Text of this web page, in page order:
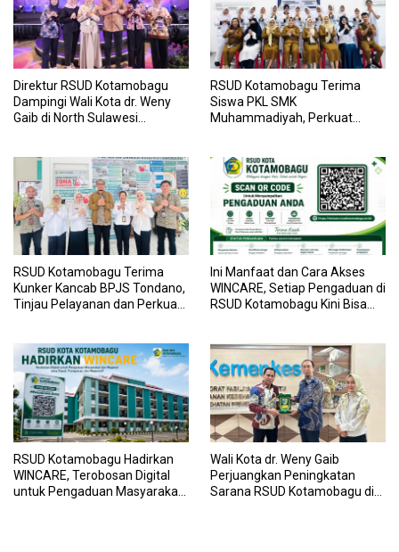
Direktur RSUD Kotamobagu
Dampingi Wali Kota dr. Weny
Gaib di North Sulawesi
RSUD Kotamobagu Terima
Siswa PKL SMK
Muhammadiyah, Perkuat
RSUD Kotamobagu Terima
Kunker Kancab BPJS Tondano,
Tinjau Pelayanan dan Perkuat
Ini Manfaat dan Cara Akses
WINCARE, Setiap Pengaduan di
RSUD Kotamobagu Kini Bisa
RSUD Kotamobagu Hadirkan
WINCARE, Terobosan Digital
untuk Pengaduan Masyarakat
Wali Kota dr. Weny Gaib
Perjuangkan Peningkatan
Sarana RSUD Kotamobagu di